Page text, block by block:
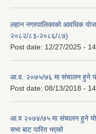
लहान नगरपालिकाको आवधिक
२०८२/८३-२०८६/८७)
Post date: 12/27/2025 -
आ.व. २०७५/७६ मा संचालन हुने
Post date: 08/13/2018 -
आ.व २०७४/७५ मा संचालन हुने
सभा बाट पारित भएको